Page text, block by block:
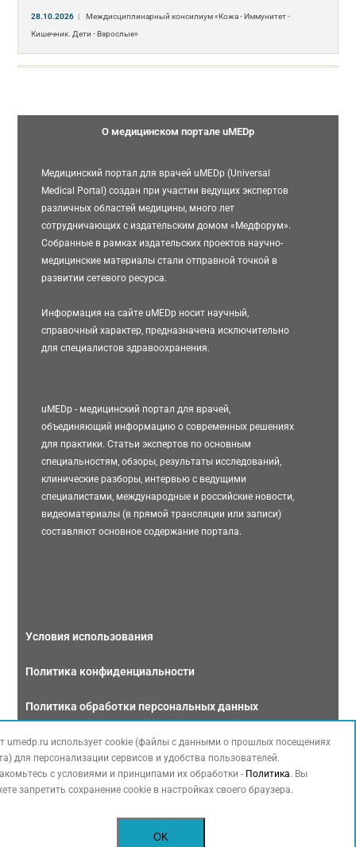
28.10.2026 |
Междисциплинарный консилиум «Кожа - Иммунитет -
Кишечник. Дети - Взрослые»
О медицинском портале uMEDp
Медицинский портал для врачей uMEDp (Universal
Medical Portal) создан при участии ведущих экспертов
различных областей медицины, много лет
сотрудничающих с издательским домом «Медфорум».
Собранные в рамках издательских проектов научно-
медицинские материалы стали отправной точкой в
развитии сетевого ресурса.
Информация на сайте uMEDp носит научный,
справочный характер, предназначена исключительно
для специалистов здравоохранения.
uMEDp - медицинский портал для врачей,
объединяющий информацию о современных решениях
для практики. Статьи экспертов по основным
специальностям, обзоры, результаты исследований,
клинические разборы, интервью с ведущими
специалистами, международные и российские новости,
видеоматериалы (в прямой трансляции или записи)
составляют основное содержание портала.
Условия использования
Политика конфиденциальности
Политика обработки персональных данных
Связаться с нами
umedp.ru использует cookie (файлы с данными о прошлых посещениях
для персонализации сервисов и удобства пользователей.
с условиями и принципами их обработки - Политика. Вы
запретить сохранение cookie в настройках своего браузера.
OK